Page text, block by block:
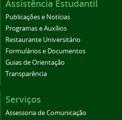
Assistência Estudantil
Publicações e Notícias
Programas e Auxílios
Restaurante Universitário
Formulários e Documentos
Guias de Orientação
Transparência
Serviços
Assessoria de Comunicação